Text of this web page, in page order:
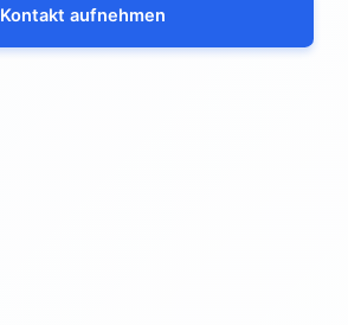
Kontakt aufnehmen